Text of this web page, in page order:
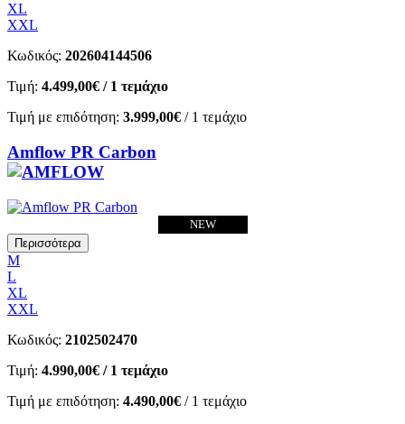
XL
XXL
Κωδικός: 202604144506
Τιμή: 4.499,00€ / 1 τεμάχιο
Τιμή με επιδότηση: 3.999,00€ / 1 τεμάχιο
Amflow PR Carbon
NEW
Περισσότερα
M
L
XL
XXL
Κωδικός: 2102502470
Τιμή: 4.990,00€ / 1 τεμάχιο
Τιμή με επιδότηση: 4.490,00€ / 1 τεμάχιο